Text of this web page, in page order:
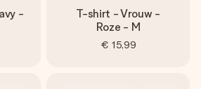
-
T-shirt - Vrouw -
Roze - M
€ 15,99